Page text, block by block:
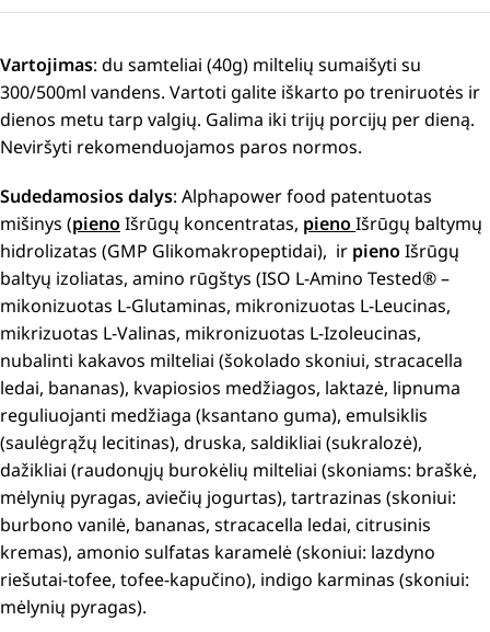
Vartojimas: du samteliai (40g) miltelių sumaišyti su
300/500ml vandens. Vartoti galite iškarto po treniruotės ir
dienos metu tarp valgių. Galima iki trijų porcijų per dieną.
Neviršyti rekomenduojamos paros normos.
Sudedamosios dalys: Alphapower food patentuotas
mišinys (pieno Išrūgų koncentratas, pieno Išrūgų baltymų
hidrolizatas (GMP Glikomakropeptidai), ir pieno Išrūgų
baltyų izoliatas, amino rūgštys (ISO L-Amino Tested® –
mikonizuotas L-Glutaminas, mikronizuotas L-Leucinas,
mikrizuotas L-Valinas, mikronizuotas L-Izoleucinas,
nubalinti kakavos milteliai (šokolado skoniui, stracacella
ledai, bananas), kvapiosios medžiagos, laktazė, lipnuma
reguliuojanti medžiaga (ksantano guma), emulsiklis
(saulėgrąžų lecitinas), druska, saldikliai (sukralozė),
dažikliai (raudonųjų burokėlių milteliai (skoniams: braškė,
mėlynių pyragas, aviečių jogurtas), tartrazinas (skoniui:
burbono vanilė, bananas, stracacella ledai, citrusinis
kremas), amonio sulfatas karamelė (skoniui: lazdyno
riešutai-tofee, tofee-kapučino), indigo karminas (skoniui:
mėlynių pyragas).